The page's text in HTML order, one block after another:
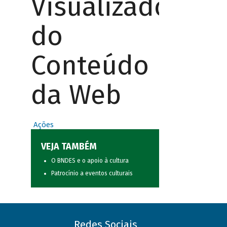
Visualizador
do
Conteúdo
da Web
Ações
VEJA TAMBÉM
O BNDES e o apoio à cultura
Patrocínio a eventos culturais
Redes Sociais